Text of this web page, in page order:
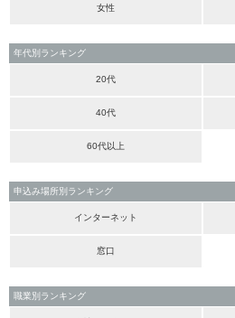
女性
年代別ランキング
20代
40代
60代以上
申込み場所別ランキング
インターネット
窓口
職業別ランキング